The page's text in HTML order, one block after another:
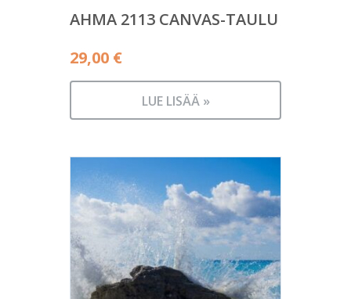
AHMA 2113 CANVAS-TAULU
29,00 €
LUE LISÄÄ »